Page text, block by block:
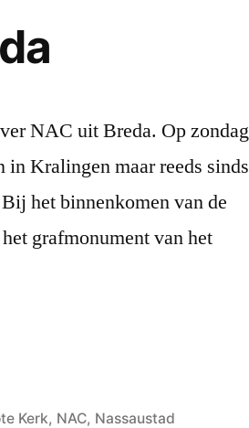
NAC uit Breda. Op zondag
Kralingen maar reeds sinds
het binnenkomen van de
grafmonument van het
Kerk, NAC, Nassaustad